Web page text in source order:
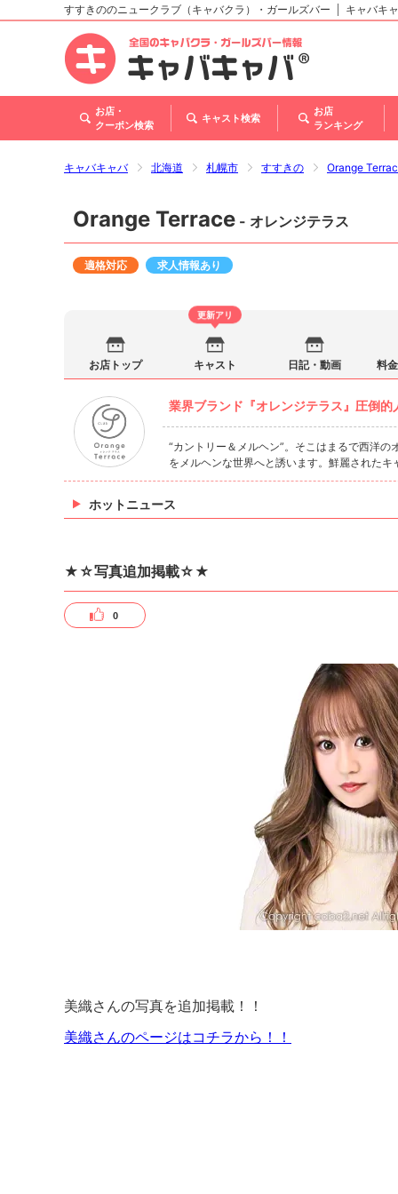
北海道
東北
甲信越・北陸
関西
すすきののニュークラブ（キャバクラ）・ガールズバー キャバキ
お店・
クーポン検索
キャスト検索
お店
ランキング
キャバキャバ 北海道 札幌市 すすきの Orange
Orange Terrace - オレンジテラス
適格対応 求人情報あり
お店トップ
更新アリ
キャスト 日記・動画 料
業界ブランド『オレンジテラス』圧倒的
“カントリー＆メルヘン”。そこはまるで西洋
をメルヘンな世界へと誘います。鮮麗されたキ
ホットニュース
★☆写真追加掲載☆★
0
美織さんの写真を追加掲載！！
美織さんのページはコチラから！！